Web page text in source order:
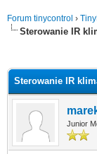
Forum tinycontrol ›
Sterowanie IR
Sterowanie IR
Junior